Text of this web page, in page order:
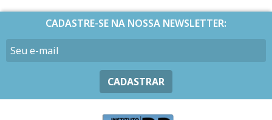
CADASTRE-SE NA NOSSA NEWSLETTER:
CADASTRAR